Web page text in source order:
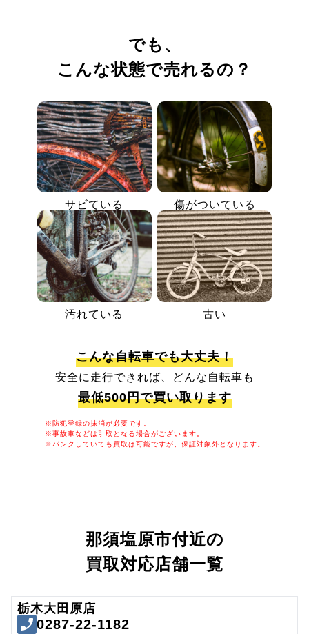
でも、
こんな状態で売れるの？
サビている 傷がついている
汚れている 古い
こんな自転車でも大丈夫！
安全に走行できれば、どんな自転車も
最低500円で買い取ります
※防犯登録の抹消が必要です。
※事故車などは引取となる場合がございます。
※パンクしていても買取は可能ですが、保証対象外となります。
那須塩原市付近の
買取対応店舗一覧
栃木大田原店
0287-22-1182